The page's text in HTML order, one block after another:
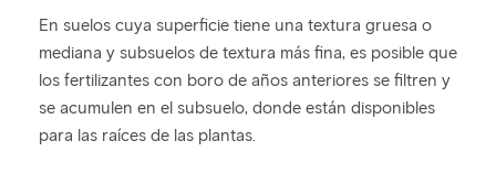
En suelos cuya superficie tiene una textura gruesa o
mediana y subsuelos de textura más fina, es posible que
los fertilizantes con boro de años anteriores se filtren y
se acumulen en el subsuelo, donde están disponibles
para las raíces de las plantas.